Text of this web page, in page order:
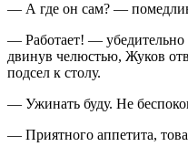
— А где он сам? —
— Работает! —
двинув челюстью, Жуков
подсел к столу.
— Ужинать буду. Не
— Приятного аппетита,